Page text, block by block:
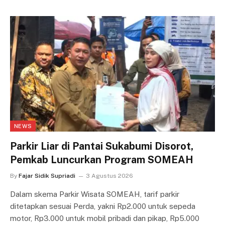
NEWS
Parkir Liar di Pantai Sukabumi Disorot,
Pemkab Luncurkan Program SOMEAH
By Fajar Sidik Supriadi 3 Agustus 2026
Dalam skema Parkir Wisata SOMEAH, tarif parkir
ditetapkan sesuai Perda, yakni Rp2.000 untuk sepeda
motor, Rp3.000 untuk mobil pribadi dan pikap, Rp5.000